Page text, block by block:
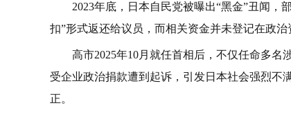
2023年底，日本自民党被曝出“黑金”丑闻，
扣”形式返还给议员，而相关资金并未登记在政
高市2025年10月就任首相后，不仅任命多名
受企业政治捐款遭到起诉，引发日本社会强烈不
正。